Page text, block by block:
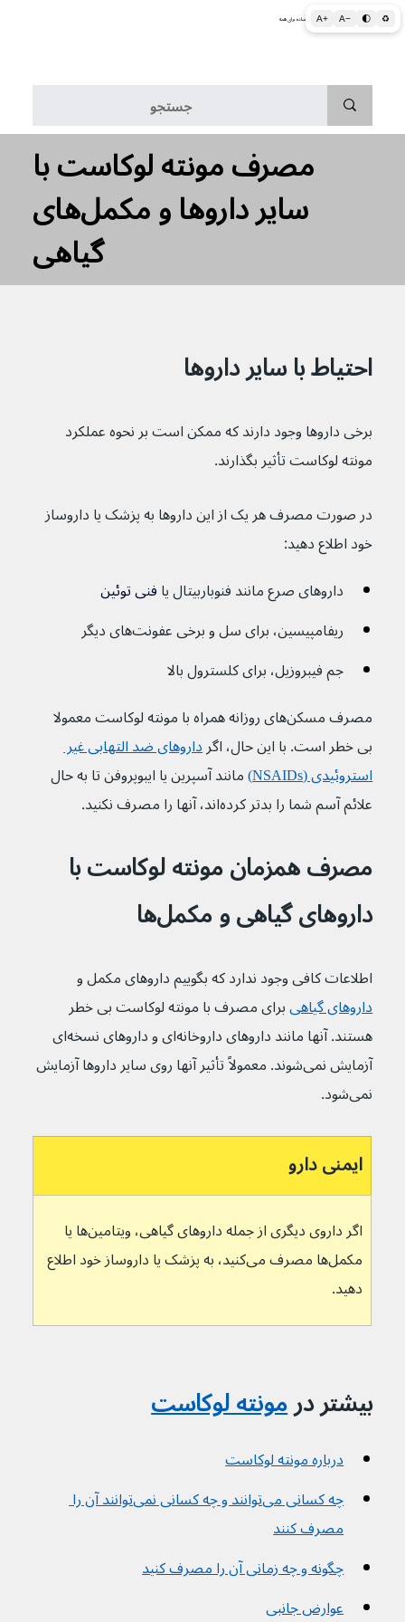
A+ A− 🌓 ♻ اطلاعات پزشکی و بهداشتی به زبان ساده برای همه
مصرف مونته لوکاست با
سایر داروها و مکمل‌های
گیاهی
احتیاط با سایر داروها
برخی داروها وجود دارند که ممکن است بر نحوه عملکرد
مونته لوکاست تأثیر بگذارند.
در صورت مصرف هر یک از این داروها به پزشک یا داروساز
خود اطلاع دهید:
داروهای صرع مانند فنوباربیتال یا فنی توئین
ریفامپیسین، برای سل و برخی عفونت‌های دیگر
جم فیبروزیل، برای کلسترول بالا
مصرف مسکن‌های روزانه همراه با مونته لوکاست معمولا
بی خطر است. با این حال، اگر داروهای ضد التهابی غیر
استروئیدی (NSAIDs)
مانند آسپرین یا ایبوپروفن تا به حال
علائم آسم شما را بدتر کرده‌اند، آنها را مصرف نکنید.
مصرف همزمان مونته لوکاست با
داروهای گیاهی و مکمل‌ها
اطلاعات کافی وجود ندارد که بگوییم داروهای مکمل و
داروهای گیاهی برای مصرف با مونته لوکاست بی خطر
هستند. آنها مانند داروهای داروخانه‌‌ای و داروهای نسخه‌ای
آزمایش نمی‌شوند. معمولاً تأثیر آنها روی سایر داروها آزمایش
نمی‌شود.
ایمنی دارو
اگر داروی دیگری از جمله داروهای گیاهی، ویتامین‌ها یا
مکمل‌ها مصرف می‌کنید، به پزشک یا داروساز خود اطلاع
دهید.
بیشتر در مونته لوکاست
درباره مونته لوکاست
چه کسانی می‌توانند و چه کسانی نمی‌توانند آن را
مصرف کنند
چگونه و چه زمانی آن را مصرف کنید
عوارض جانبی